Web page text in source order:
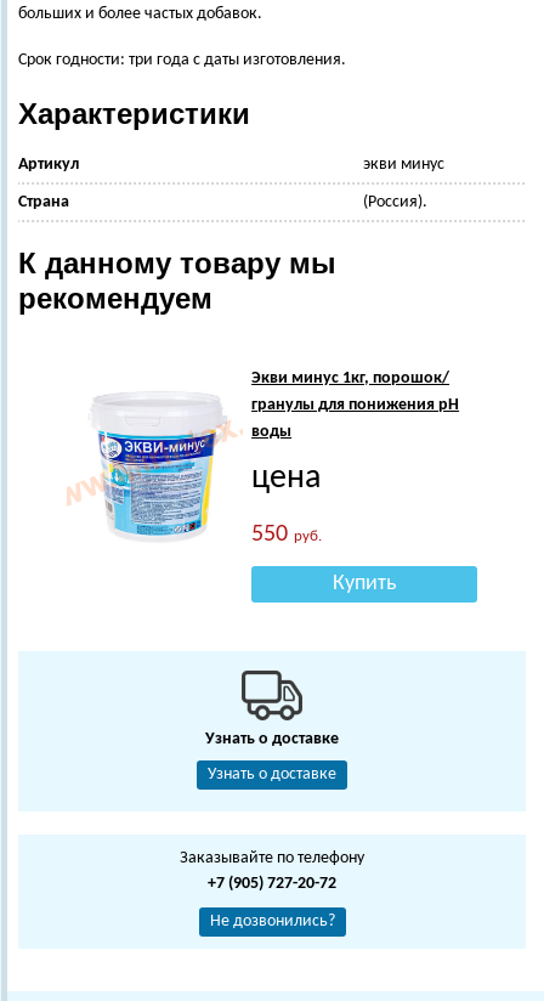
больших и более частых добавок.
Срок годности: три года с даты изготовления.
Характеристики
Артикул экви минус
Страна (Россия).
К данному товару мы
рекомендуем
Экви минус 1кг, порошок/
гранулы для понижения pH
воды
цена
550руб.
Купить
Узнать о доставке
Узнать о доставке
Заказывайте по телефону
+7 (905) 727-20-72
Не дозвонились?